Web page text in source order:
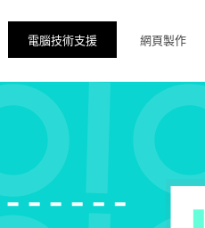
電腦技術支援 網頁製作